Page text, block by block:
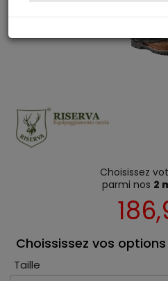
Choisissez
parmi nos 2
Choississez vos options
Taille